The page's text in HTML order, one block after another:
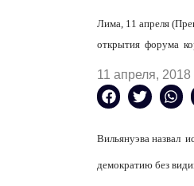
Лима, 11 апреля
открытия форума
11 апреля, 2018
Вильянуэва назвал
демократию без